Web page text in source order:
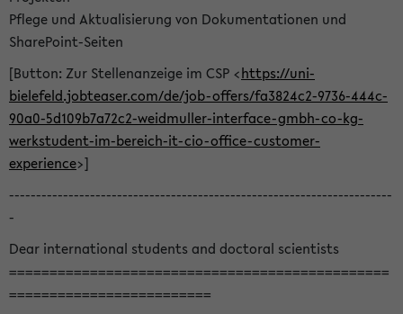
Pflege und Aktualisierung von Dokumentationen und
SharePoint-Seiten
[Button: Zur Stellenanzeige im CSP <https://uni-
bielefeld.jobteaser.com/de/job-offers/fa3824c2-9736-444c-
90a0-5d109b7a72c2-weidmuller-interface-gmbh-co-kg-
werkstudent-im-bereich-it-cio-office-customer-
experience>]
-----------------------------------------------------------------------
-
Dear international students and doctoral scientists
===============================================
=========================